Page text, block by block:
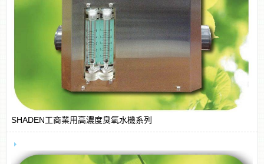
SHADEN工商業用高濃度臭氧水機系列